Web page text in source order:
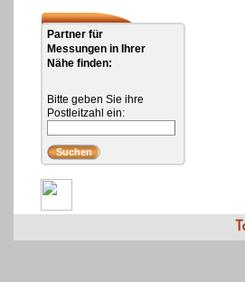
Partner für
Messungen in Ihrer
Nähe finden:
Bitte geben Sie ihre
Postleitzahl ein: